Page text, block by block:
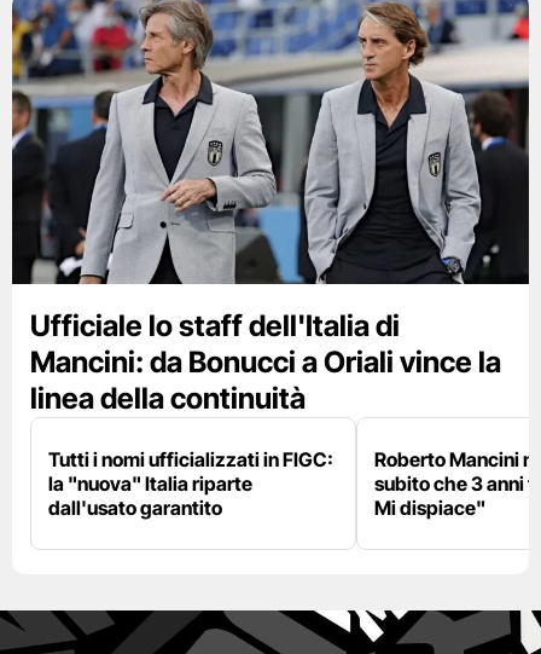
Ufficiale lo staff dell'Italia di
Mancini: da Bonucci a Oriali vince la
linea della continuità
Tutti i nomi ufficializzati in FIGC:
la "nuova" Italia riparte
dall'usato garantito
Roberto Mancini
subito che 3 anni
Mi dispiace"